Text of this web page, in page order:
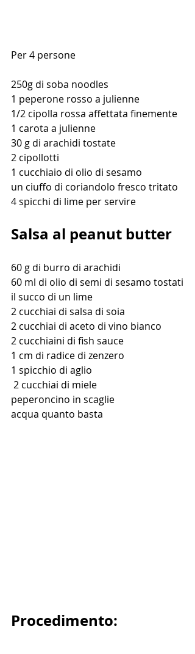
Per 4 persone
250g di soba noodles
1 peperone rosso a julienne
1/2 cipolla rossa affettata finemente
1 carota a julienne
30 g di arachidi tostate
2 cipollotti
1 cucchiaio di olio di sesamo
un ciuffo di coriandolo fresco tritato
4 spicchi di lime per servire
Salsa al peanut butter
60 g di burro di arachidi
60 ml di olio di semi di sesamo tostati
il succo di un lime
2 cucchiai di salsa di soia
2 cucchiai di aceto di vino bianco
2 cucchiaini di fish sauce
1 cm di radice di zenzero
1 spicchio di aglio
2 cucchiai di miele
peperoncino in scaglie
acqua quanto basta
Procedimento: